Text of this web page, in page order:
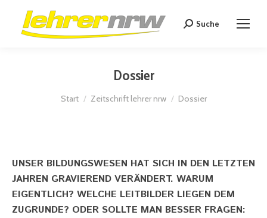
Search:
Suche
Dossier
Sie befinden sich hier:
Start Zeitschrift lehrer nrw Dossier
UNSER BILDUNGSWESEN HAT SICH IN DEN LETZTEN
JAHREN GRAVIEREND VERÄNDERT. WARUM
EIGENTLICH? WELCHE LEITBILDER LIEGEN DEM
ZUGRUNDE? ODER SOLLTE MAN BESSER FRAGEN: